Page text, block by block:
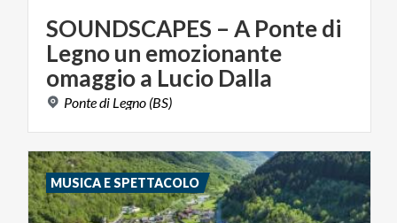
SOUNDSCAPES – A Ponte di
Legno un emozionante
omaggio a Lucio Dalla
Pontedi Legno (BS)
MUSICA E SPETTACOLO